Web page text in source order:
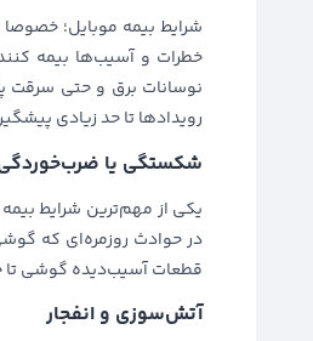
شرایط بیمه موبایل؛
خطرات و آسیب‌ها بیمه
نوسانات برق و حتی سرقت
رویدادها تا حد زیادی
شکستگی یا
یکی از مهم‌ترین شرایط
در حوادث روزمره‌ای که
قطعات آسیب‌دیده گوشی
آتش‌سوزی و انفجار